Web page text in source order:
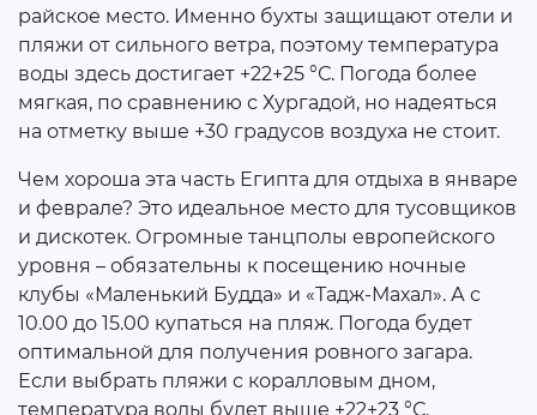
райское место. Именно бухты защищают отели и
пляжи от сильного ветра, поэтому температура
воды здесь достигает +22+25 °С. Погода более
мягкая, по сравнению с Хургадой, но надеяться
на отметку выше +30 градусов воздуха не стоит.
Чем хороша эта часть Египта для отдыха в январе
и феврале? Это идеальное место для тусовщиков
и дискотек. Огромные танцполы европейского
уровня – обязательны к посещению ночные
клубы «Маленький Будда» и «Тадж-Махал». А с
10.00 до 15.00 купаться на пляж. Погода будет
оптимальной для получения ровного загара.
Если выбрать пляжи с коралловым дном,
температура воды будет выше +22+23 °С.